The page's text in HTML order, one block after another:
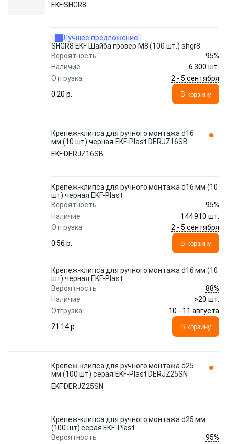
EKFSHGR8
Лучшее предложение
SHGR8 EKF Шайба гровер M8 (100 шт.) shgr8
Вероятность
95%
Наличие
6 300 шт.
Отгрузка
2 - 5 сентября
0.20 p.
В корзину
Крепеж-клипса для ручного монтажа d16
мм (10 шт) черная EKF-Plast DERJZ16SB
EKF DERJZ16SB
Крепеж-клипса для ручного монтажа d16 мм (10
шт) черная EKF-Plast
Вероятность
95%
Наличие
144 910 шт.
Отгрузка
2 - 5 сентября
0.56 p.
В корзину
Крепеж-клипса для ручного монтажа d16 мм (10
шт) черная EKF-Plast
Вероятность
88%
Наличие
>20 шт.
Отгрузка
10 - 11 августа
21.14 p.
В корзину
Крепеж-клипса для ручного монтажа d25
мм (100 шт) серая EKF-Plast DERJZ25SN
EKF DERJZ25SN
Крепеж-клипса для ручного монтажа d25 мм
(100 шт) серая EKF-Plast
Вероятность
95%